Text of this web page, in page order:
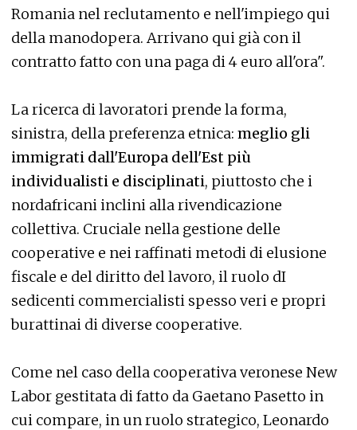
Romania nel reclutamento e nell'impiego qui
della manodopera. Arrivano qui già con il
contratto fatto con una paga di 4 euro all'ora".
La ricerca di lavoratori prende la forma,
sinistra, della preferenza etnica: meglio gli
immigrati dall'Europa dell'Est più
individualisti e disciplinati, piuttosto che i
nordafricani inclini alla rivendicazione
collettiva. Cruciale nella gestione delle
cooperative e nei raffinati metodi di elusione
fiscale e del diritto del lavoro, il ruolo dI
sedicenti commercialisti spesso veri e propri
burattinai di diverse cooperative.
Come nel caso della cooperativa veronese New
Labor gestitata di fatto da Gaetano Pasetto in
cui compare, in un ruolo strategico, Leonardo